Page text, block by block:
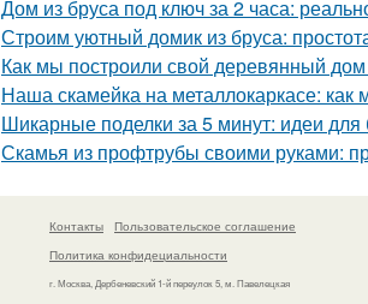
Дом из бруса под ключ за 2 часа:
Строим уютный домик из бруса:
Как мы построили свой деревянный
Наша скамейка на металлокаркасе:
Шикарные поделки за 5 минут: идеи для
Скамья из профтрубы своими руками:
Контакты
Пользовательское соглашение
Политика конфидециальности
г. Москва, Дербеневский 1-й переулок 5, м. Павелецкая